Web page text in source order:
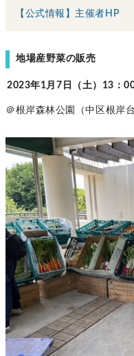
【公式情報】主催者HP
地場産野菜の販売
2023年1月7日（土）13：
＠根岸森林公園（中区根岸台